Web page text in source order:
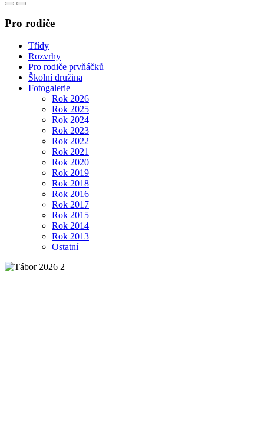
Pro rodiče
Třídy
Rozvrhy
Pro rodiče prvňáčků
Školní družina
Fotogalerie
Rok 2026
Rok 2025
Rok 2024
Rok 2023
Rok 2022
Rok 2021
Rok 2020
Rok 2019
Rok 2018
Rok 2016
Rok 2017
Rok 2015
Rok 2014
Rok 2013
Ostatní